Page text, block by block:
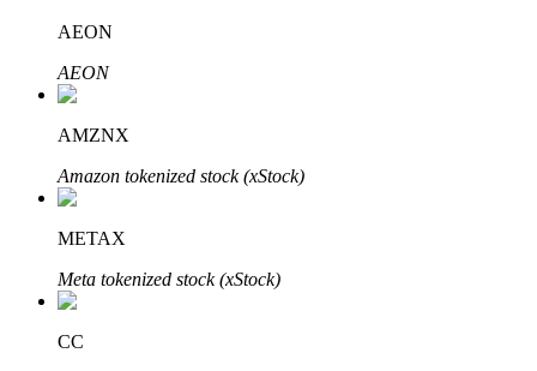
Investimento Automático
AEON
AEON
AMZNX
Amazon tokenized stock (xStock)
METAX
Meta tokenized stock (xStock)
CC